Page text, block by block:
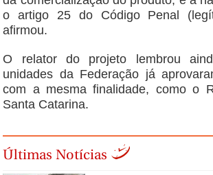
o artigo 25 do Código Penal
afirmou.
O relator do projeto lembrou
unidades da Federação já
com a mesma finalidade, como o
Santa Catarina.
Últimas Notícias